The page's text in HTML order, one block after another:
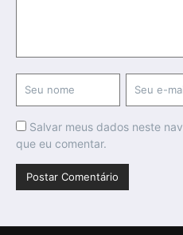
Salvar meus dados neste
que eu comentar.